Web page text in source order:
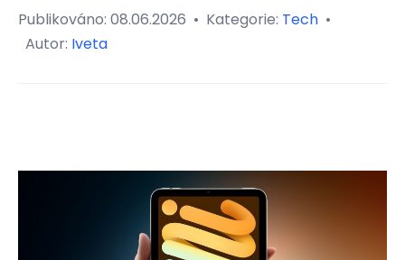
Publikováno: 08.06.2026 • Kategorie: Tech •
Autor: Iveta